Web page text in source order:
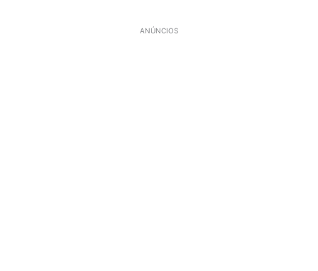
ANÚNCIOS